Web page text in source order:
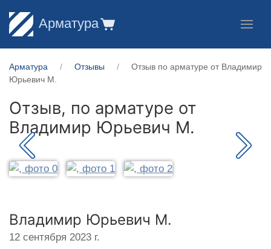
Арматура
Арматура Отзывы
Отзыв по арматуре от Владимир
Юрьевич М.
Отзыв, по арматуре от
Владимир Юрьевич М.
Владимир Юрьевич М.
12 сентября 2023 г.